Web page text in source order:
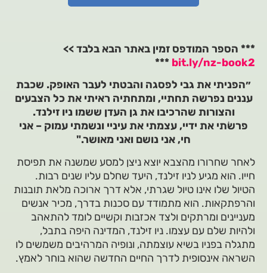
*** הספר המודפס זמין באתר הבא בלבד >>
bit.ly/nz-book2
***
״הפניתי את גבי לפסגה והבטתי לעבר האופק. שכבת
עננים נפרשה תחתיי, ומתחתיה ראיתי את כל הצבעים
והצורות שהרכיבו את גן העדן ששמו ניו זילנד.
פרשׂתי את ידיי, עצמתי את עיניי ונשמתי עמוק – אני
חי, אני נושם ואני מאושר."
לאחר שחרורו מהצבא יוצא ניצן למסע שמשנה את תפיסת
חייו. הוא מגיע לניו זילנד, היעד שחלם עליו שנים רבות.
הטיול שלו אינו טיול שגרתי, אלא דרך ארוכה מלאת תובנות
והרפתקאות. הוא מתמודד עם סכנות בדרך, מכיר אנשים
מעניינים ומרתקים ולצד אכזבות וקשיים לומד להתאהב
ולהיות שלם עם עצמו. ניו זילנד, המדינה היפה בתבל,
מתגלה בפניו בשיא עוצמתה, ונופיה המרהיבים משמשים לו
השראה אינסופית לדרך החיים החדשה שהוא בוחר לאמץ.